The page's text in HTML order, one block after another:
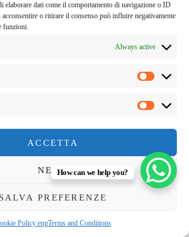
elaborare dati come il comportamento di navigazione o ID
o ritirare il consenso può influire negativamente
funzioni.
Always active
ACCETTA
NEGA
SALVA PREFERENZE
Policy engTerms and Conditions
How can we help you?